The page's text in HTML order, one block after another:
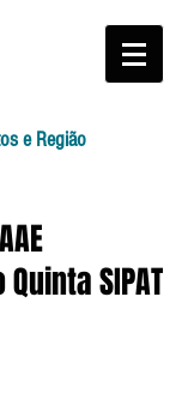
e Região
SIPAT